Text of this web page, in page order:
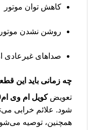
کاهش توان موتور
روشن نشدن موتور
صداهای غیرعادی
چه زمانی باید این
تعویضکویل ام وی ام530
شود. علائم خرابی